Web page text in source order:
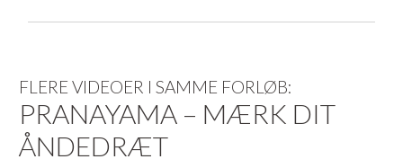
FLERE VIDEOER I SAMME FORLØB:
PRANAYAMA – MÆRK DIT
ÅNDEDRÆT